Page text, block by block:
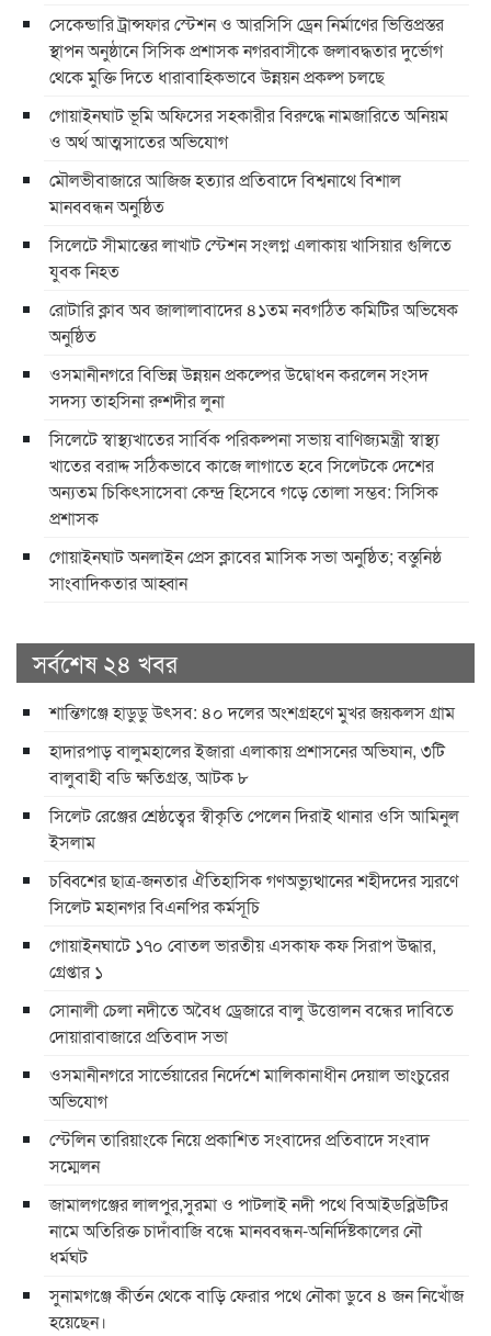
সেকেন্ডারি ট্রান্সফার স্টেশন ও আরসিসি ড্রেন নির্মাণের ভিত্তিপ্রস্তর
স্থাপন অনুষ্ঠানে সিসিক প্রশাসক নগরবাসীকে জলাবদ্ধতার দুর্ভোগ
থেকে মুক্তি দিতে ধারাবাহিকভাবে উন্নয়ন প্রকল্প চলছে
গোয়াইনঘাট ভূমি অফিসের সহকারীর বিরুদ্ধে নামজারিতে অনিয়ম
ও অর্থ আত্মসাতের অভিযোগ
মৌলভীবাজারে আজিজ হত্যার প্রতিবাদে বিশ্বনাথে বিশাল
মানববন্ধন অনুষ্ঠিত
সিলেটে সীমান্তের লাখাট স্টেশন সংলগ্ন এলাকায় খাসিয়ার গুলিতে
যুবক নিহত
রোটারি ক্লাব অব জালালাবাদের ৪১তম নবগঠিত কমিটির অভিষেক
অনুষ্ঠিত
ওসমানীনগরে বিভিন্ন উন্নয়ন প্রকল্পের উদ্বোধন করলেন সংসদ
সদস্য তাহসিনা রুশদীর লুনা
সিলেটে স্বাস্থ্যখাতের সার্বিক পরিকল্পনা সভায় বাণিজ্যমন্ত্রী স্বাস্থ্য
খাতের বরাদ্দ সঠিকভাবে কাজে লাগাতে হবে সিলেটকে দেশের
অন্যতম চিকিৎসাসেবা কেন্দ্র হিসেবে গড়ে তোলা সম্ভব: সিসিক
প্রশাসক
​গোয়াইনঘাট অনলাইন প্রেস ক্লাবের মাসিক সভা অনুষ্ঠিত; বস্তুনিষ্ঠ
সাংবাদিকতার আহ্বান
সর্বশেষ ২৪ খবর
শান্তিগঞ্জে হাডুডু উৎসব: ৪০ দলের অংশগ্রহণে মুখর জয়কলস গ্রাম
হাদারপাড় বালুমহালের ইজারা এলাকায় প্রশাসনের অভিযান, ৩টি
বালুবাহী বডি ক্ষতিগ্রস্ত, আটক ৮
সিলেট রেঞ্জের শ্রেষ্ঠত্বের স্বীকৃতি পেলেন দিরাই থানার ওসি আমিনুল
ইসলাম
চব্বিশের ছাত্র-জনতার ঐতিহাসিক গণঅভ্যুত্থানের শহীদদের স্মরণে
সিলেট মহানগর বিএনপির কর্মসূচি
গোয়াইনঘাটে ১৭০ বোতল ভারতীয় এসকাফ কফ সিরাপ উদ্ধার,
গ্রেপ্তার ১
সোনালী চেলা নদীতে অবৈধ ড্রেজারে বালু উত্তোলন বন্ধের দাবিতে
দোয়ারাবাজারে প্রতিবাদ সভা
ওসমানীনগরে সার্ভেয়ারের নির্দেশে মালিকানাধীন দেয়াল ভাংচুরের
অভিযোগ
স্টেলিন তারিয়াংকে নিয়ে প্রকাশিত সংবাদের প্রতিবাদে সংবাদ
সম্মেলন
জামালগঞ্জের লালপুর,সুরমা ও পাটলাই নদী পথে বিআইডব্লিউটির
নামে অতিরিক্ত চাদাঁবাজি বন্ধে মানববন্ধন-অনির্দিষ্টকালের নৌ
ধর্মঘট
সুনামগঞ্জে কীর্তন থেকে বাড়ি ফেরার পথে নৌকা ডুবে ৪ জন নিখোঁজ
হয়েছেন।